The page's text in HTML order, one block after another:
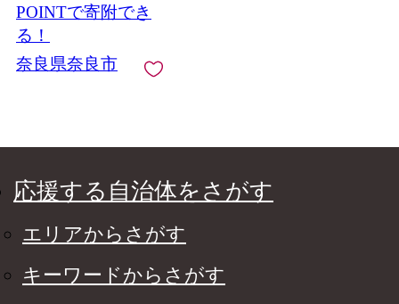
修 完全小麦不使用 黄
金 3枚セット
PIZZERIA ICARO ナ
ポリ 黄色トマト トマ
なら 20-010
POINTで寄附でき
る！
奈良県奈良市
応援する自治体をさがす
エリアからさがす
キーワードからさがす